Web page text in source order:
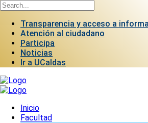
Transparencia y acceso a
Atención al ciudadano
Participa
Noticias
Ir a UCaldas
Inicio
Facultad